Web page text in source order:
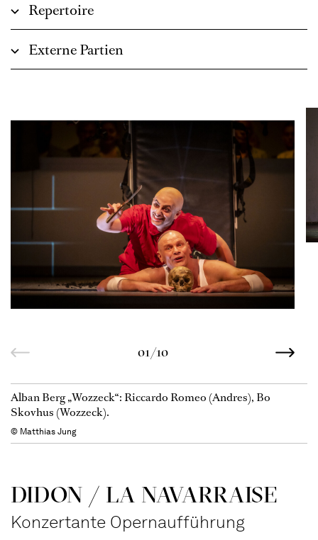
Repertoire
Externe Partien
01/10
Alban Berg „Wozzeck“: Riccardo Romeo (Andres), Bo
Skovhus (Wozzeck).
© Matthias Jung
DIDON / LA NAVAR­RAISE
Konzertante Opernaufführung